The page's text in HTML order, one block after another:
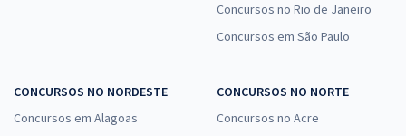
Concursos no Rio de Janeiro
Concursos em São Paulo
CONCURSOS NO NORDESTE
Concursos em Alagoas
CONCURSOS NO NORTE
Concursos no Acre